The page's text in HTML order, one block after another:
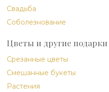
Свадьба
Соболезнование
Цветы и другие подарки
Срезанные цветы
Смешанные букеты
Растения